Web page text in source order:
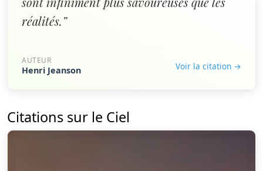
réalités.”
AUTEUR
Henri Jeanson Voir la citation →
Citations sur le Ciel